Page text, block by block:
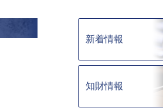
新着情報
知財情報